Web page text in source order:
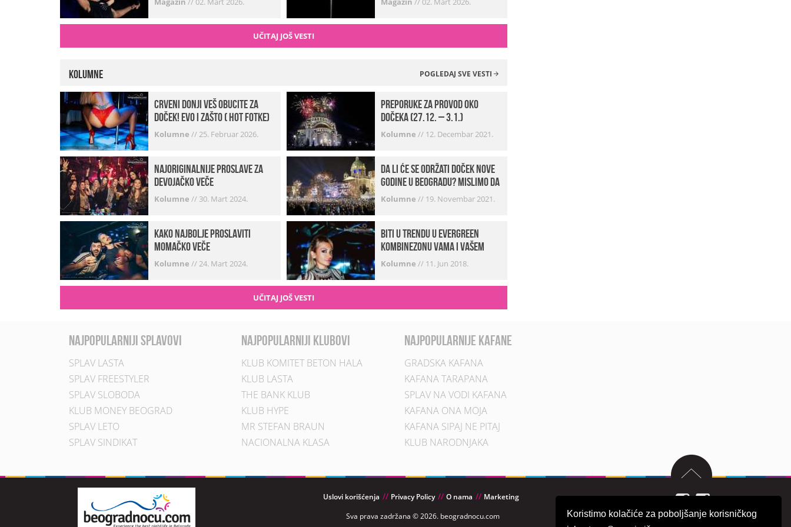
Koristimo kolačiće za poboljšanje korisničkog
UČITAJ JOŠ VESTI
Kolumne POGLEDAJ SVE VESTI
Crveni donji veš obucite za
doček! Evo i zašto ( hot fotke)
Kolumne //25. Februar 2026.
Najoriginalnije proslave za
devojačko veče
Kolumne // 30. Mart 2024.
Kako najbolje proslaviti
momačko veče
Kolumne //24. Mart 2024.
Preporuke za provod oko
dočeka (27.12. – 3.1.)
Kolumne // 12. Decembar 2021.
Da li će se održati doček Nove
godine u Beogradu? Mislimo da
imamo jako DOBRE VESTI!
Kolumne // 19. Novembar 2021.
Biti u trendu u Evergreen
kombinezonu vama i vašem
frendu
Kolumne // 11. Jun 2018.
UČITAJ JOŠ VESTI
najpopularniji splavovi
SPLAV LASTA
SPLAV FREESTYLER
SPLAV SLOBODA
KLUB MONEY BEOGRAD
SPLAV LETO
SPLAV SINDIKAT
najpopularniji klubovi
KLUB KOMITET BETON HALA
KLUB LASTA
THE BANK KLUB
KLUB HYPE
MR STEFAN BRAUN
NACIONALNA KLASA
najpopularnije kafane
GRADSKA KAFANA
KAFANA TARAPANA
SPLAV NA VODI KAFANA
KAFANA ONA MOJA
KAFANA SIPAJ NE PITAJ
KLUB NARODNJAKA
Uslovi korišćenja Privacy Policy O nama
Marketing
Sva prava zadržana © 2026. beogradnocu.com